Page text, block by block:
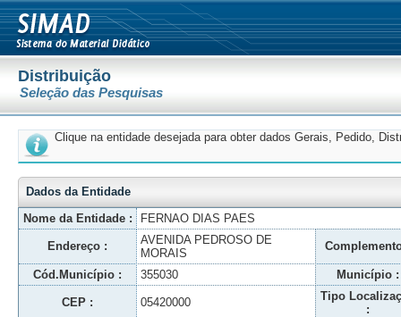
Distribuição
Seleção das Pesquisas
Clique na entidade desejada para obter dados Gerais, Pedido,
Dados da Entidade
Nome da Entidade :
FERNAO DIAS PAES
Endereço :
AVENIDA PEDROSO DE
MORAIS
Cód.Município : 355030 Município :
CEP : 05420000
Tipo
: